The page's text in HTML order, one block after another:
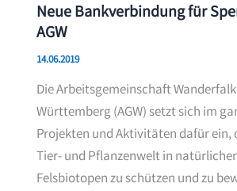
Neue Bankverbindung für
AGW
14.06.2019
Die Arbeitsgemeinschaft
Württemberg (AGW) setzt sich im
Projekten und Aktivitäten dafür ein,
Tier- und Pflanzenwelt in
Felsbiotopen zu schützen und zu